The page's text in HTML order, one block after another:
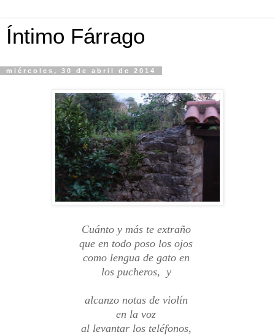
Íntimo Fárrago
miércoles, 30 de abril de 2014
Cuánto y más te extraño
que en todo poso los ojos
como lengua de gato en
los pucheros, y
alcanzo notas de violín
en la voz
al levantar los teléfonos,